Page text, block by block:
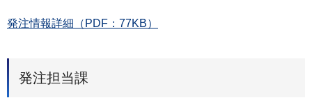
発注情報詳細（PDF：77KB）
発注担当課